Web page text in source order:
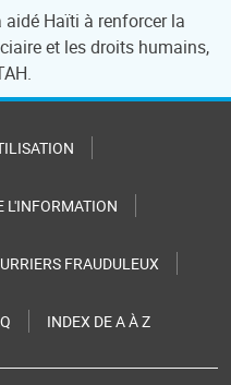
aidé Haïti à renforcer la
et les droits humains,
L'INFORMATION
FRAUDULEUX
INDEX DE A À Z